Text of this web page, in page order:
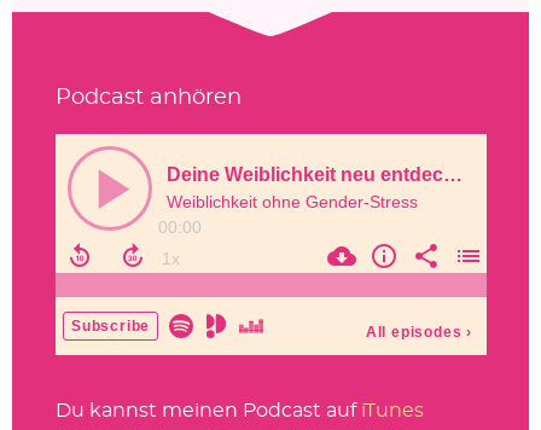
Podcast anhören
Du kannst meinen Podcast auf iTunes